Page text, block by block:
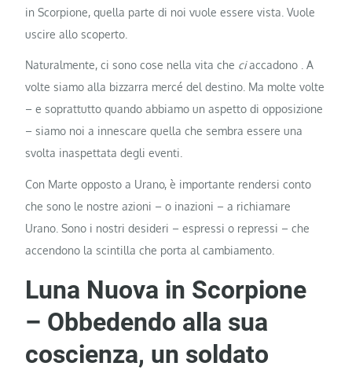
in Scorpione, quella parte di noi vuole essere vista. Vuole
uscire allo scoperto.
Naturalmente, ci sono cose nella vita che ciaccadono . A
volte siamo alla bizzarra mercé del destino. Ma molte volte
– e soprattutto quando abbiamo un aspetto di opposizione
– siamo noi a innescare quella che sembra essere una
svolta inaspettata degli eventi.
Con Marte opposto a Urano, è importante rendersi conto
che sono le nostre azioni – o inazioni – a richiamare
Urano. Sono i nostri desideri – espressi o repressi – che
accendono la scintilla che porta al cambiamento.
Luna Nuova in Scorpione
– Obbedendo alla sua
coscienza, un soldato